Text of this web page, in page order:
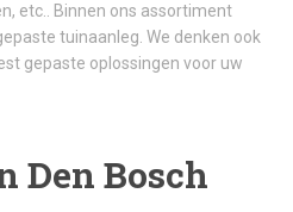
etc.. Binnen ons assortiment
tuinaanleg. We denken ook
gepaste oplossingen voor uw
Den Bosch